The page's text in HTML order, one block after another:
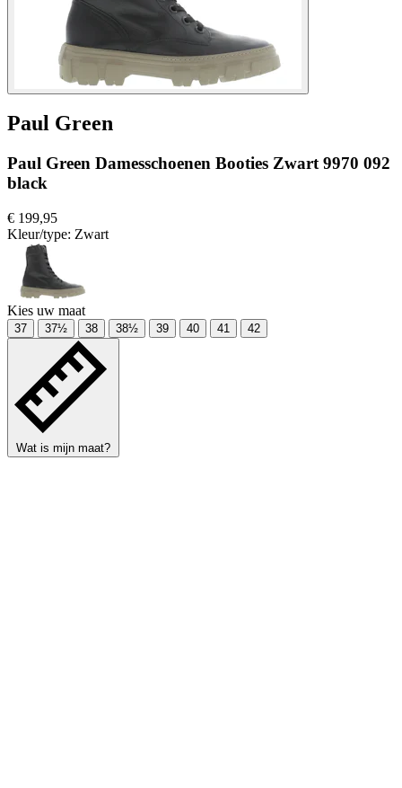
Paul Green
Paul Green Damesschoenen Booties Zwart 9970 092
black
€ 199,95
Kleur/type: Zwart
Kies uw maat
37 37½ 38 38½ 39 40 41 42
Wat is mijn maat?